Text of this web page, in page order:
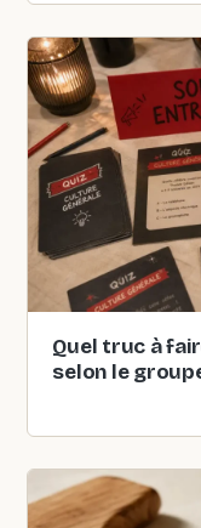
Quel truc à
selon le